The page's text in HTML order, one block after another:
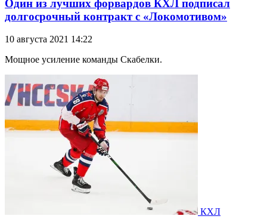
Один из лучших форвардов КХЛ подписал
долгосрочный контракт с «Локомотивом»
10 августа 2021 14:22
Мощное усиление команды Скабелки.
КХЛ